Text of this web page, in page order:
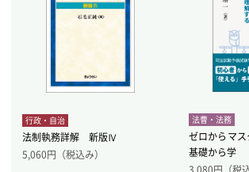
行政・自治
法制執務詳解 新版Ⅳ
5,060円（税込み）
法曹・法務
ゼロからマ
基礎から学